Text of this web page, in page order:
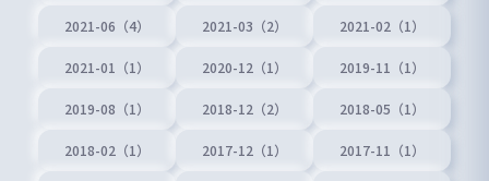
2021-06（4） 2021-03（2） 2021-02（1）
2021-01（1） 2020-12（1） 2019-11（1）
2019-08（1） 2018-12（2） 2018-05（1）
2018-02（1） 2017-12（1） 2017-11（1）